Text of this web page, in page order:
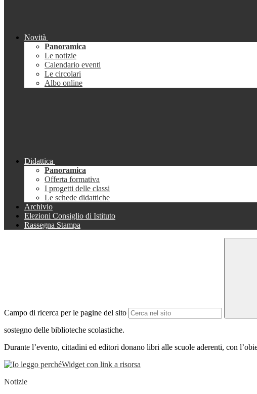
Novità
Panoramica
Le notizie
Calendario eventi
Le circolari
Albo online
Didattica
Panoramica
Offerta formativa
I progetti delle classi
Le schede didattiche
Archivio
Elezioni Consiglio di Istituto
Rassegna Stampa
Campo di ricerca per le pagine del sito
sostegno delle biblioteche scolastiche.
Durante l’evento, cittadini ed editori donano libri alle scuole aderenti, con
Widget con link a risorsa
Notizie